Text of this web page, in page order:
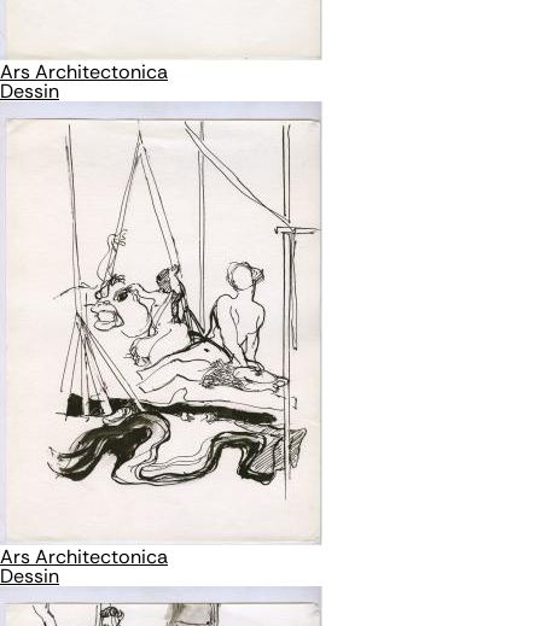
Ars Architectonica
Dessin
Ars Architectonica
Dessin